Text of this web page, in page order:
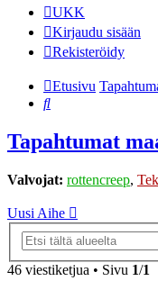
UKK
Kirjaudu sisään
Rekisteröidy
Etusivu
Etsi
Tapahtumat
Valvojat: rottencreep,
Uusi Aihe
46 viestiketjua • Sivu 1/1